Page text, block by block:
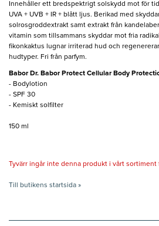
Innehåller ett bredspektrigt solskydd mot för
UVA + UVB + IR + blått ljus. Berikad med
solrosgroddextrakt samt extrakt från
vitamin som tillsammans skyddar mot fria
fikonkaktus lugnar irriterad hud och
hudtyper. Fri från parfym.
Babor Dr. Babor Protect Cellular Body
- Bodylotion
- SPF 30
- Kemiskt solfilter
150 ml
Tyvärr ingår inte denna produkt i vårt sortiment
Till butikens startsida »